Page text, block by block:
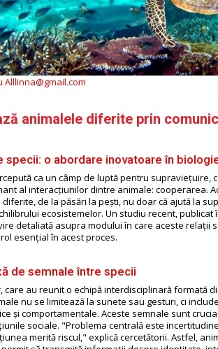
animalele diferite prin
specii: o abordare inovatoare în
ca un câmp de luptă pentru supraviețuire,
al interacțiunilor dintre animale: cooperarea.
de la păsări la pești, nu doar că ajută la
ecosistemelor. Un studiu recent, publicat
detaliată asupra modului în care aceste relații
esențial în acest proces.
de semnale între specii
care au reunit o echipă interdisciplinară formată
nu se limitează la sunete sau gesturi, ci
și comportamentale. Aceste semnale sunt
sociale. "Problema centrală este
merită riscul," explică cercetătorii. Astfel,